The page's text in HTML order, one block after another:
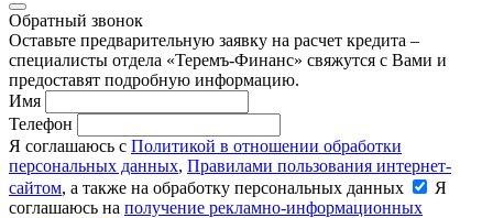
Обратный звонок
Оставьте предварительную заявку на расчет кредита –
специалисты отдела «Теремъ-Финанс» свяжутся с Вами и
предоставят подробную информацию.
Имя
Телефон
Я соглашаюсь с Политикой в отношении обработки
персональных данных, Правилами пользования интернет-
сайтом, а также на обработку персональных данных
Я
соглашаюсь на получение рекламно-информационных